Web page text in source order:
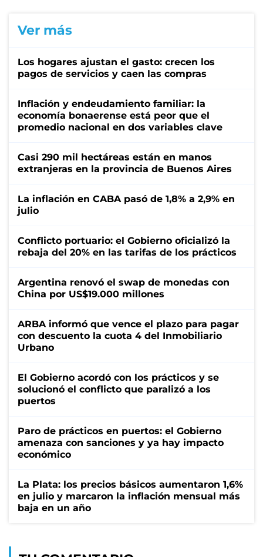
Ver más
Los hogares ajustan el gasto: crecen los
pagos de servicios y caen las compras
Inflación y endeudamiento familiar: la
economía bonaerense está peor que el
promedio nacional en dos variables clave
Casi 290 mil hectáreas están en manos
extranjeras en la provincia de Buenos Aires
La inflación en CABA pasó de 1,8% a 2,9% en
julio
Conflicto portuario: el Gobierno oficializó la
rebaja del 20% en las tarifas de los prácticos
Argentina renovó el swap de monedas con
China por US$19.000 millones
ARBA informó que vence el plazo para pagar
con descuento la cuota 4 del Inmobiliario
Urbano
El Gobierno acordó con los prácticos y se
solucionó el conflicto que paralizó a los
puertos
Paro de prácticos en puertos: el Gobierno
amenaza con sanciones y ya hay impacto
económico
La Plata: los precios básicos aumentaron 1,6%
en julio y marcaron la inflación mensual más
baja en un año